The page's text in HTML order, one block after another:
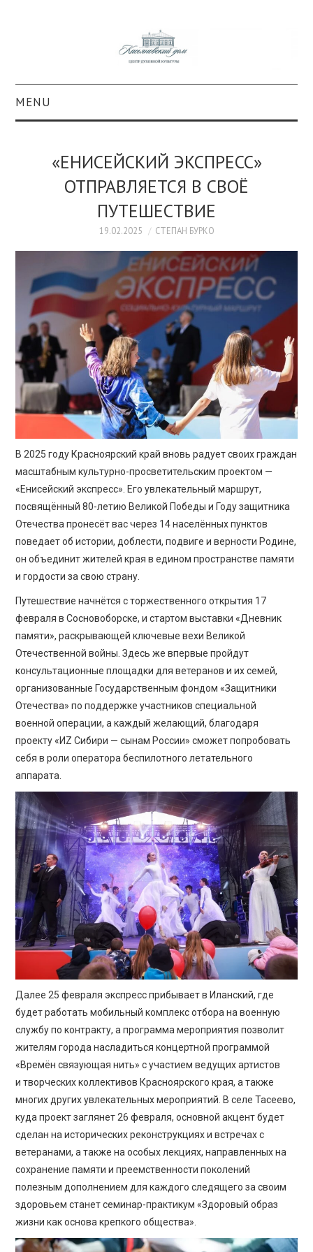
MENU
КОЛЛЕКЦИИ
ОБРАЗОВАНИЕ
ПРОСВЕЩЕНИЕ
«ЕНИСЕЙСКИЙ ЭКСПРЕСС»
ОТПРАВЛЯЕТСЯ В СВОЁ
ПУТЕШЕСТВИЕ
19.02.2025 СТЕПАН БУРКО
В 2025 году Красноярский край вновь радует своих граждан
масштабным культурно-просветительским проектом —
«Енисейский экспресс». Его увлекательный маршрут,
посвящённый 80-летию Великой Победы и Году защитника
Отечества пронесёт вас через 14 населённых пунктов
поведает об истории, доблести, подвиге и верности Родине,
он объединит жителей края в едином пространстве памяти
и гордости за свою страну.
Путешествие начнётся с торжественного открытия 17
февраля в Сосновоборске, и стартом выставки «Дневник
памяти», раскрывающей ключевые вехи Великой
Отечественной войны. Здесь же впервые пройдут
консультационные площадки для ветеранов и их семей,
организованные Государственным фондом «Защитники
Отечества» по поддержке участников специальной
военной операции, а каждый желающий, благодаря
проекту «ИZ Сибири — сынам России» сможет попробовать
себя в роли оператора беспилотного летательного
аппарата.
Далее 25 февраля экспресс прибывает в Иланский, где
будет работать мобильный комплекс отбора на военную
службу по контракту, а программа мероприятия позволит
жителям города насладиться концертной программой
«Времён связующая нить» с участием ведущих артистов
и творческих коллективов Красноярского края, а также
многих других увлекательных мероприятий. В селе Тасеево,
куда проект заглянет 26 февраля, основной акцент будет
сделан на исторических реконструкциях и встречах с
ветеранами, а также на особых лекциях, направленных на
сохранение памяти и преемственности поколений
полезным дополнением для каждого следящего за своим
здоровьем станет семинар-практикум «Здоровый образ
жизни как основа крепкого общества».